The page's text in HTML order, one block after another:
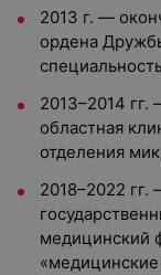
2013 г. —
ордена
2013–2014 гг.
областная
отделения
2018–2022 гг.
медицинский
«медицинские